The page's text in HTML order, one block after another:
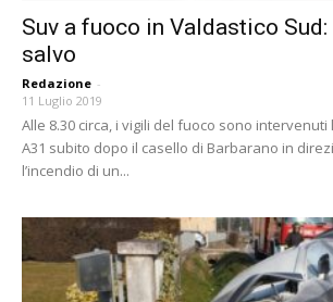
Suv a fuoco in Valdastico
salvo
Redazione -
11 Luglio 2019
Alle 8.30 circa, i vigili del fuoco sono intervenuti
A31 subito dopo il casello di Barbarano in
l’incendio di un...